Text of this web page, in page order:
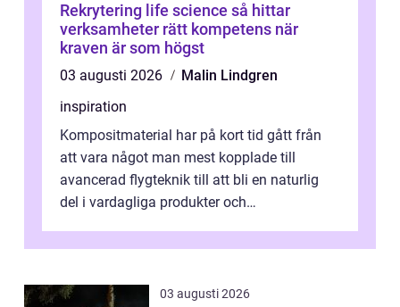
Rekrytering life science så hittar
verksamheter rätt kompetens när
kraven är som högst
03 augusti 2026
Malin Lindgren
inspiration
Kompositmaterial har på kort tid gått från
att vara något man mest kopplade till
avancerad flygteknik till att bli en naturlig
del i vardagliga produkter och
03 augusti 2026